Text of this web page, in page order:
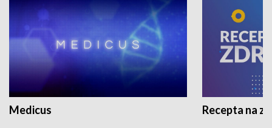
Medicus Recepta na